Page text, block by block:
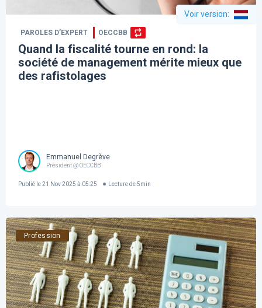
Voir version:
PAROLES D’EXPERT OECCBB
Quand la fiscalité tourne en rond: la
société de management mérite mieux que
des rafistolages
Emmanuel Degrève
Président @ OECCBB
Publié le21 Nov 2025 à 05:25 Lecture de 5min
Profession